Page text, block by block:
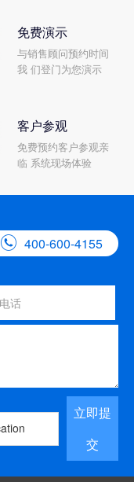
免费演示
与销售顾问预约时间
我 们登门为您演示
客户参观
免费预约客户参观亲
临 系统现场体验
 400-600-4155
立即提
交